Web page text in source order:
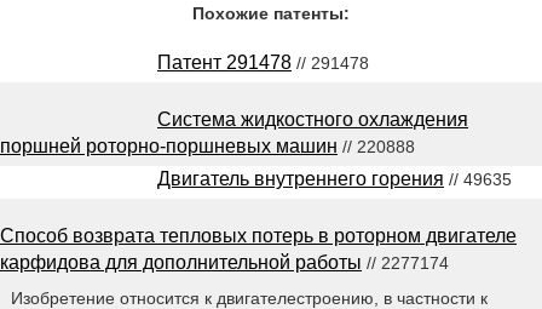
Похожие патенты:
Патент 291478 // 291478
Система жидкостного охлаждения
поршней роторно-поршневых машин // 220888
Двигатель внутреннего горения // 49635
Способ возврата тепловых потерь в роторном двигателе
карфидова для дополнительной работы // 2277174
Изобретение относится к двигателестроению, в частности к